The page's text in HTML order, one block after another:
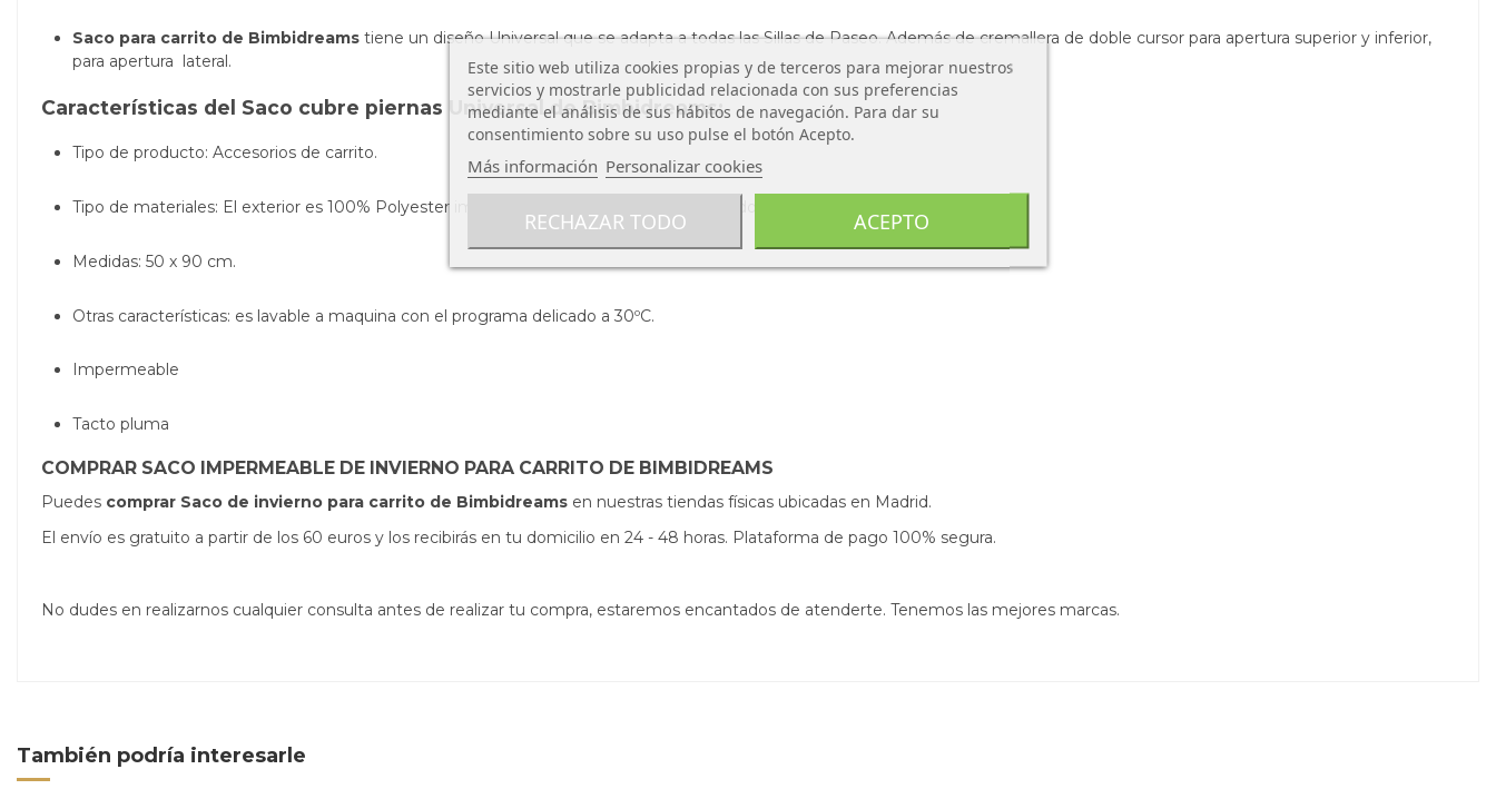
Saco para carrito de Bimbidreams tiene un diseño Universal que se adapta a todas las Sillas de Paseo. Además decremallera de doble cursor para apertura superior y inferior,
para apertura lateral.
Características del Saco cubre piernas Universal de Bimbidreams:
Tipo de producto: Accesorios de carrito.
Tipo de materiales: El exterior es 100% Polyester impermeable
Medidas: 50 x 90 cm.
Otras características: es lavable a maquina con el programa delicado a 30ºC.
Impermeable
Tacto pluma
COMPRAR SACO IMPERMEABLE DE INVIERNO PARA CARRITO DE BIMBIDREAMS
Puedes comprar Saco de invierno para carrito de Bimbidreams en nuestras tiendas físicas ubicadas en Madrid.
El envío es gratuito a partir de los 60 euros y los recibirás en tu domicilio en 24 - 48 horas. Plataforma de pago 100% segura.
No dudes en realizarnos cualquier consulta antes de realizar tu compra, estaremos encantados de atenderte. Tenemos las mejores marcas.
También podría interesarle
Este sitio web utiliza cookies propias y de terceros para mejorar nuestros
servicios y mostrarle publicidad relacionada con sus preferencias
mediante el análisis de sus hábitos de navegación. Para dar su
consentimiento sobre su uso pulse el botón Acepto.
Más información Personalizar cookies
RECHAZAR TODO ACEPTO